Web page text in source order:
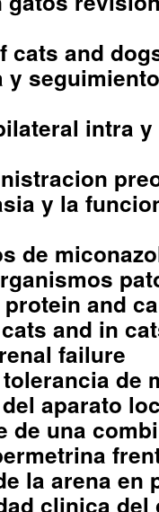
cats and
intra
y la
de
and
and in
failure
de
aparato
de una
la arena en
clinica del